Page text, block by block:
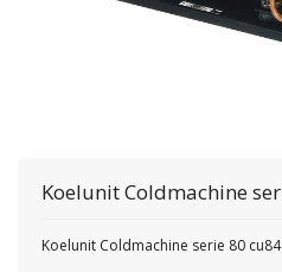
Koelunit Coldmachine
Koelunit Coldmachine serie 80